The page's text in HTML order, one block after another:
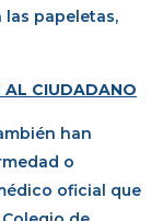
papeletas,
AL CIUDADANO
han
o
oficial que